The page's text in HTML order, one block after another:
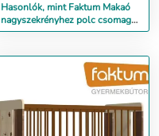
Hasonlók, mint Faktum Makaó
nagyszekrényhez polc csomag 3
db